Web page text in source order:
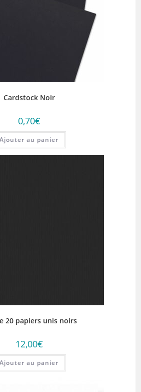
Cardstock Noir
0,70€
Ajouter au panier
20 papiers unis noirs
12,00€
Ajouter au panier